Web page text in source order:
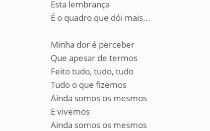
Esta lembrança
É o quadro que dói mais...
Minha dor é perceber
Que apesar de termos
Feito tudo, tudo, tudo
Tudo o que fizemos
Ainda somos os mesmos
E vivemos
Ainda somos os mesmos